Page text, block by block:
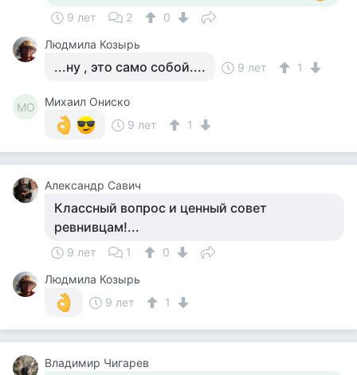
9 лет 2
0
Людмила Козырь
...ну , это само собой.... 9 лет 1
МО
Михаил Ониско
9 лет
1
Александр Савич
Классный вопрос и ценный совет
ревнивцам!...
9 лет 1
0
Людмила Козырь
9 лет
1
Владимир Чигарев